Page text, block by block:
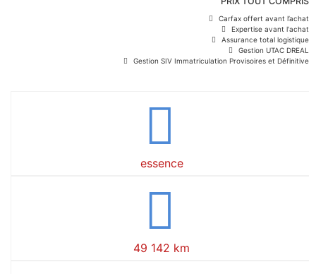
Carfax offert avant l’achat
Expertise avant l'achat
Assurance total logistique
Gestion UTAC DREAL
Gestion SIV Immatriculation Provisoires et Définitive
essence
49 142 km